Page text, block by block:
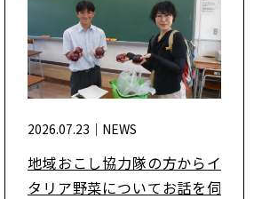
2026.07.23｜ NEWS
地域おこし協力隊の方からイ
タリア野菜についてお話を伺